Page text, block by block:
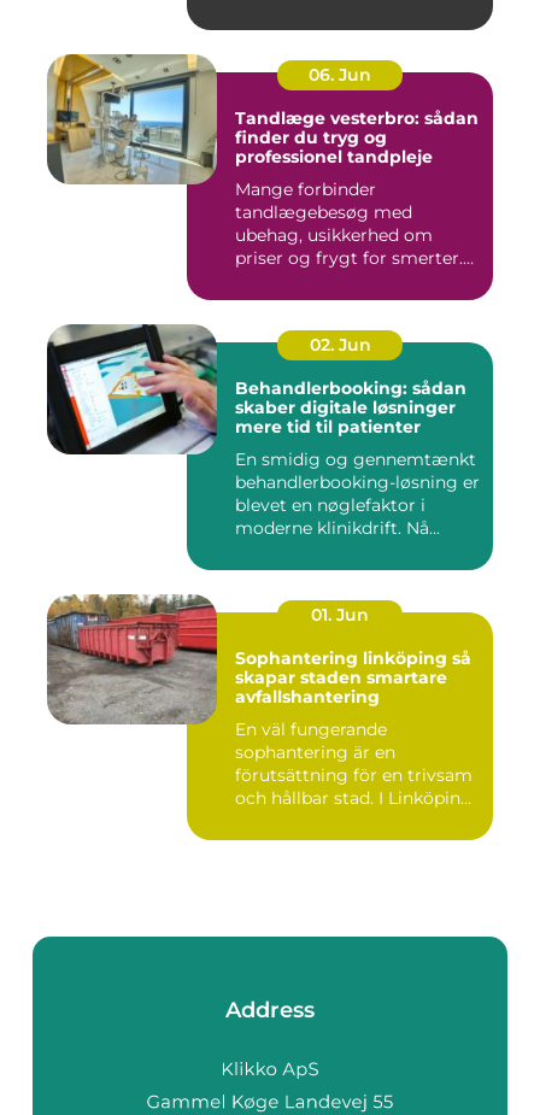
06. Jun
Tandlæge vesterbro: sådan
finder du tryg og
professionel tandpleje
Mange forbinder
tandlægebesøg med
ubehag, usikkerhed om
priser og frygt for smerter.
02. Jun
Behandlerbooking: sådan
skaber digitale løsninger
mere tid til patienter
En smidig og gennemtænkt
behandlerbooking-løsning er
blevet en nøglefaktor i
moderne klinikdrift. Nå...
01. Jun
Sophantering linköping så
skapar staden smartare
avfallshantering
En väl fungerande
sophantering är en
förutsättning för en trivsam
och hållbar stad. I Linköping
Address